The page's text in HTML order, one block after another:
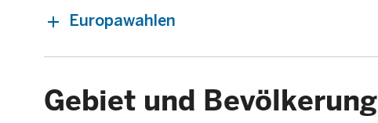
Europawahlen
Gebiet und Bevölkerung